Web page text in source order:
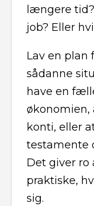
længere
job? Eller
Lav en plan
sådanne
have en
økonomien,
konti, eller
testamente
Det giver ro
praktiske,
sig.